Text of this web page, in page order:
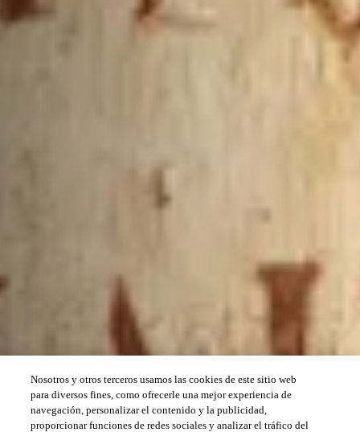
Nosotros y otros terceros usamos las cookies de este sitio web
para diversos fines, como ofrecerle una mejor experiencia de
navegación, personalizar el contenido y la publicidad,
proporcionar funciones de redes sociales y analizar el tráfico del